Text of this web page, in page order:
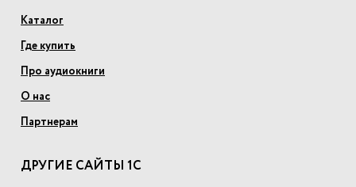
Каталог
Где купить
Про аудиокниги
О нас
Партнерам
ДРУГИЕ САЙТЫ 1С